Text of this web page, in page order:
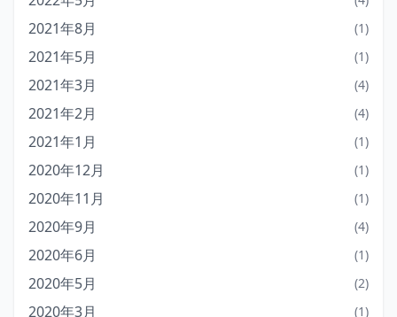
2021年8月 (1)
2021年5月 (1)
2021年3月 (4)
2021年2月 (4)
2021年1月 (1)
2020年12月 (1)
2020年11月 (1)
2020年9月 (4)
2020年6月 (1)
2020年5月 (2)
2020年3月 (1)